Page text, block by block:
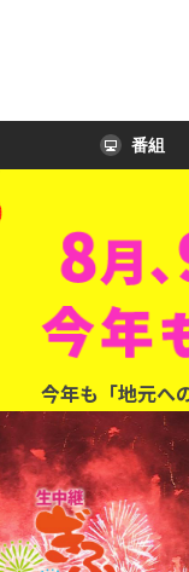
番組
今年も「地元へ
よう、地元の祭